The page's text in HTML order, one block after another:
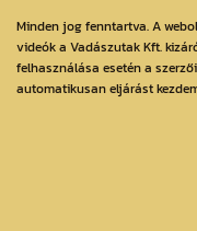
Minden jog fenntartva. A
videók a Vadászutak Kft.
felhasználása esetén a
automatikusan eljárást